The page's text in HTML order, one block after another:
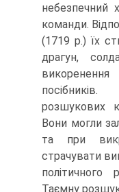
небезпечний
команди.
(1719 р.) їх
драгун,
викоренення
розшукових
Вони могли
та при
страчувати
Таємну